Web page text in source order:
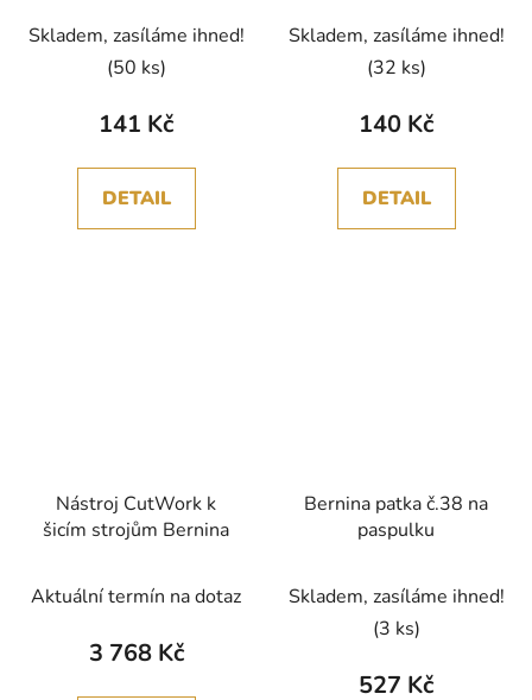
Skladem, zasíláme ihned!
(50 ks)
141 Kč
DETAIL
Skladem, zasíláme ihned!
(32 ks)
140 Kč
DETAIL
Nástroj CutWork k
šicím strojům Bernina
Aktuální termín na dotaz
3 768 Kč
Bernina patka č.38 na
paspulku
Skladem, zasíláme ihned!
(3 ks)
527 Kč